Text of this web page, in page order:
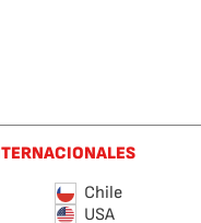
Chile
USA